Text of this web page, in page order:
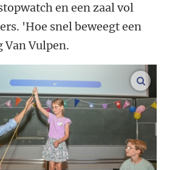
en een zaal vol
'Hoe snel beweegt een
Van Vulpen.